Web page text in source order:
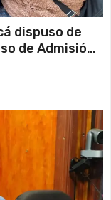
dispuso de
de Admisión